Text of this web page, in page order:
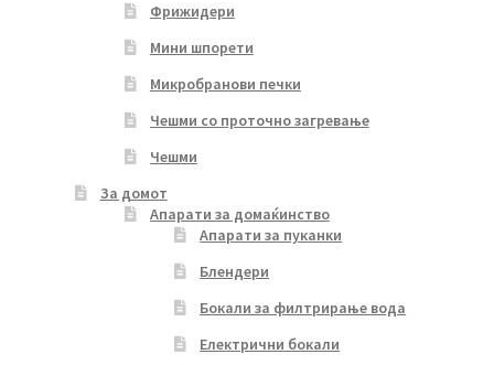
Фрижидери
Мини шпорети
Микробранови печки
Чешми со проточно загревање
Чешми
За домот
Апарати за домаќинство
Апарати за пуканки
Блендери
Бокали за филтрирање вода
Електрични бокали